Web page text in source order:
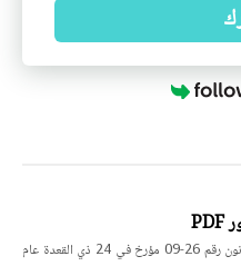
قانون رقم 26-09 يتضمن قانون المرور PDF قانون رقم 26-09 مؤرخ في 24 ذي القعدة عام